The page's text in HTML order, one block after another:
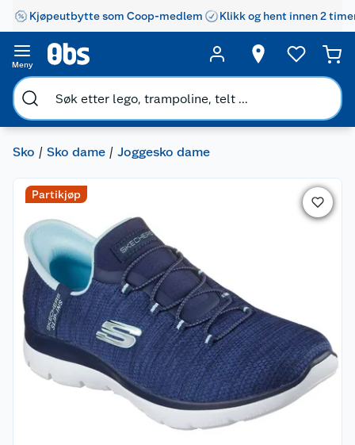
Kjøpeutbytte som Coop-medlem Klikk og hent innen 2
Meny
Sko Sko dame Joggesko dame
Partikjøp